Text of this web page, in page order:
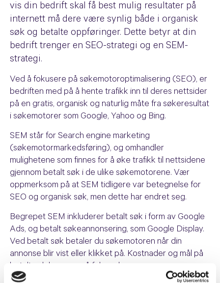
vis din bedrift skal få best mulig resultater på
internett må dere være synlig både i organisk
søk og betalte oppføringer. Dette betyr at din
bedrift trenger en SEO-strategi og en SEM-
strategi.
Ved å fokusere på søkemotoroptimalisering (SEO), er
bedriften med på å hente trafikk inn til deres nettsider
på en gratis, organisk og naturlig måte fra søkeresultat
i søkemotorer som Google, Yahoo og Bing.
SEM står for Search engine marketing
(søkemotormarkedsføring), og omhandler
mulighetene som finnes for å øke trafikk til nettsidene
gjennom betalt søk i de ulike søkemotorene. Vær
oppmerksom på at SEM tidligere var betegnelse for
SEO og organisk søk, men dette har endret seg.
Begrepet SEM inkluderer betalt søk i form av Google
Ads, og betalt søkeannonsering, som Google Display.
Ved betalt søk betaler du søkemotoren når din
annonse blir vist eller klikket på. Kostnader og mål på
betalt søk baseres på følgende: